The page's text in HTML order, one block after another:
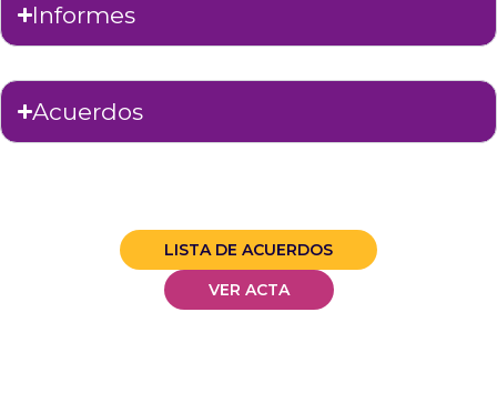
Informes
Acuerdos
LISTA DE ACUERDOS
VER ACTA